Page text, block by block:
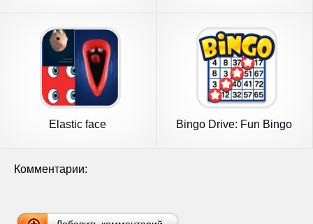
Elastic face
Bingo Drive: Fun Bingo
Комментарии: